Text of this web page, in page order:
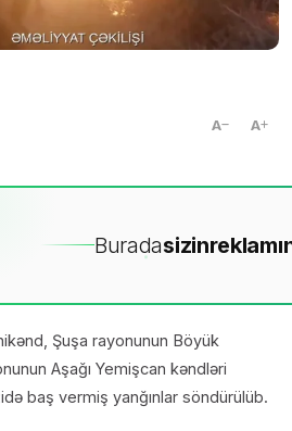
A A
Buradasizin
Şuşa rayonunun Böyük
Aşağı Yemişcan kəndləri
baş vermiş yanğınlar söndürülüb.